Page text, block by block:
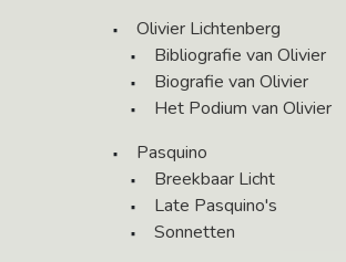
Olivier Lichtenberg
Bibliografie van Olivier
Biografie van Olivier
Het Podium van Olivier
Pasquino
Breekbaar Licht
Late Pasquino's
Sonnetten